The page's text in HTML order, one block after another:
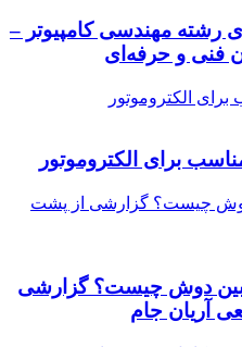
رشته مهندسی کامپیوتر –
فنی و حرفه‌ای
برای الکتروموتور
برای الکتروموتور
دوش چیست؟ گزارشی از پشت
دوش چیست؟ گزارشی
آریان جام